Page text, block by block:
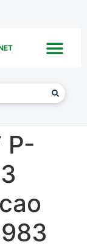
P-